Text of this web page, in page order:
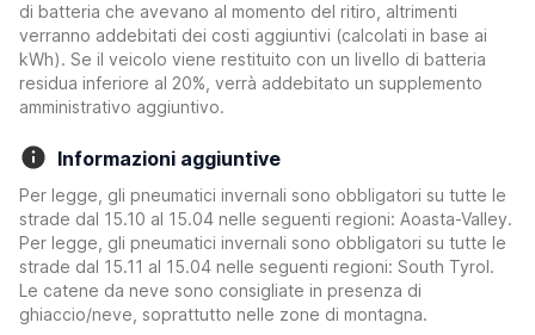
di batteria che avevano al momento del ritiro, altrimenti
verranno addebitati dei costi aggiuntivi (calcolati in base ai
kWh). Se il veicolo viene restituito con un livello di batteria
residua inferiore al 20%, verrà addebitato un supplemento
amministrativo aggiuntivo.
Informazioni aggiuntive
Per legge, gli pneumatici invernali sono obbligatori su tutte le
strade dal 15.10 al 15.04 nelle seguenti regioni: Aoasta-Valley.
Per legge, gli pneumatici invernali sono obbligatori su tutte le
strade dal 15.11 al 15.04 nelle seguenti regioni: South Tyrol.
Le catene da neve sono consigliate in presenza di
ghiaccio/neve, soprattutto nelle zone di montagna.